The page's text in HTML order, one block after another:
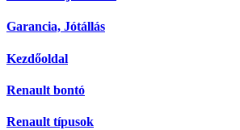
Garancia, Jótállás
Kezdőoldal
Renault bontó
Renault típusok